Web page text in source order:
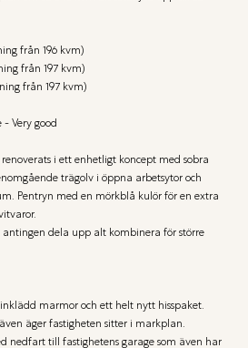
från 196 kvm)
från 197 kvm)
från 197 kvm)
- Very good
i ett enhetligt koncept med sobra
trägolv i öppna arbetsytor och
Pentryn med en mörkblå kulör för en extra
dela upp alt kombinera för större
marmor och ett helt nytt hisspaket.
äger fastigheten sitter i markplan.
nedfart till fastighetens garage som även har